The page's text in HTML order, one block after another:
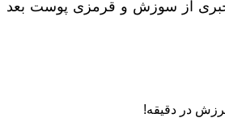
خبری از سوزش و قرمزی پوست بعد